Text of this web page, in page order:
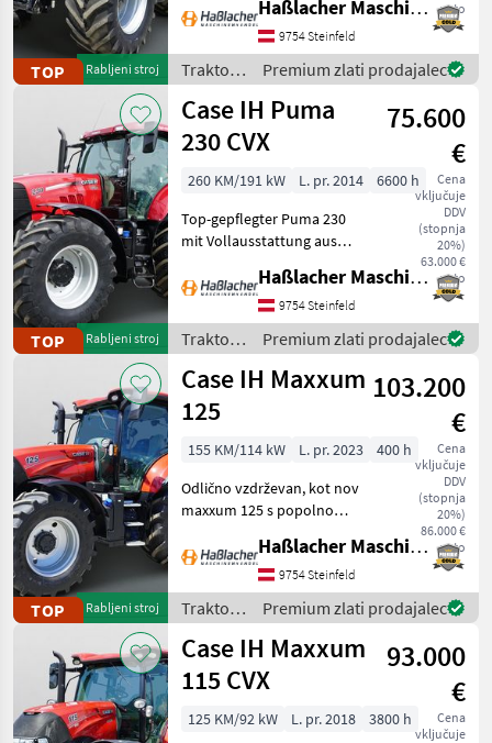
TOP Rabljeni stroj
neto
Lohnunternehmer – nur
am eigenen Betrieb
gelaufen. Durchgehend
gewartet, einsatzbereit,
aufbereitet
Haßlacher Maschinenhandel
9754 Steinfeld
Traktor /
New
Holland
Premium zlati prodajalec
TOP Rabljeni stroj
Case IH Puma
230 CVX
75.600
€
Cena
vključuje
DDV
(stopnja
20%)
63.000 €
neto
260 KM/191 kW L. pr. 2014
6600 h
Top-gepflegter Puma 230
mit Vollausstattung aus
Lohnunternehmer – nur
am eigenen Betrieb
gelaufen. Durchgehend
gewartet, einsatzbereit,
aufbereitet
Haßlacher Maschinenhandel
9754 Steinfeld
Traktor /
Case IH
Premium zlati prodajalec
TOP Rabljeni stroj
Case IH Maxxum
125
103.200
€
Cena
vključuje
DDV
(stopnja
20%)
86.000 €
neto
155 KM/114 kW L. pr. 2023
400 h
Odlično vzdrževan, kot nov
maxxum 125 s popolno
uporabi pri podizvajalcih –
deloval je izključno v
lastnem kmetijskem
gospodarstvu. Red
Haßlacher Maschinenhandel
9754 Steinfeld
Traktor /
Case IH
Premium zlati prodajalec
Case IH Maxxum
115 CVX
93.000
€
Cena
vključuje
125 KM/92 kW L. pr. 2018
3800 h